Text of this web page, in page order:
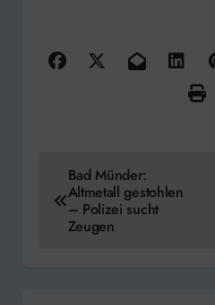
Bad Münder:
Altmetall gestohlen
– Polizei sucht
Zeugen